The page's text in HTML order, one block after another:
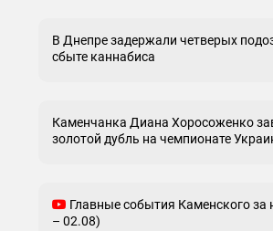
В Днепре задержали четверых
сбыте каннабиса
Каменчанка Диана Хоросоженко
золотой дубль на чемпионате
Главные события Каменского за
– 02.08)